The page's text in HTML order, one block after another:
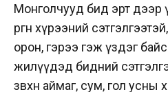
Монголчууд бид эрт дээр
өргөн хүрээний сэтгэлгээтэй,
орон, гэрээ гэж үздэг
жилүүдэд бидний
зөвхөн аймаг, сум, гол